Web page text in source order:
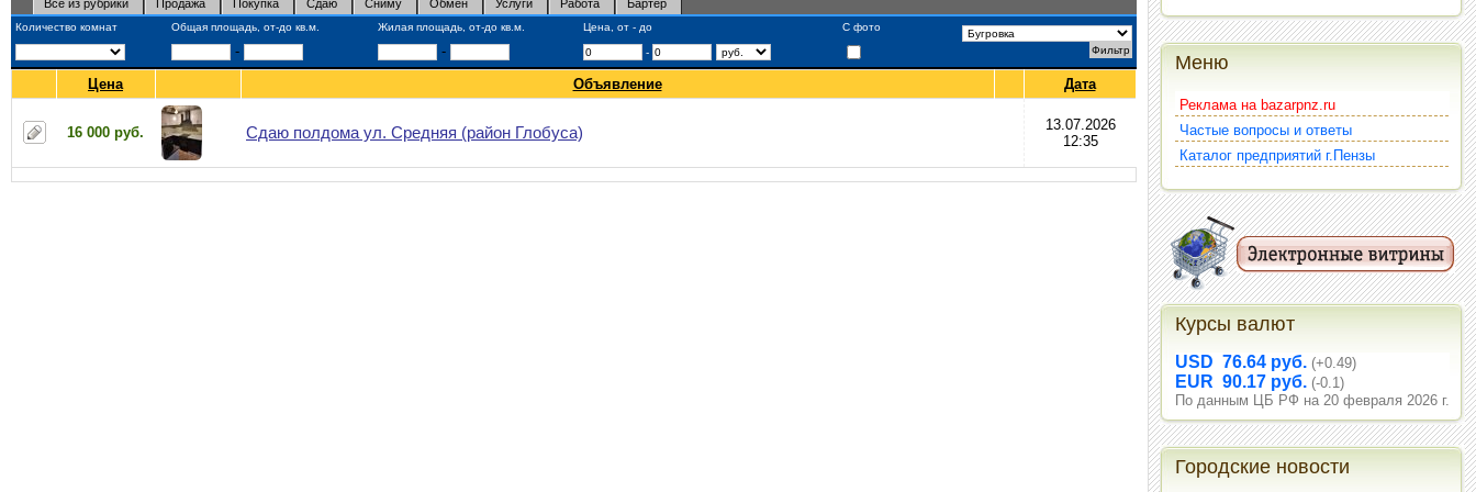
Все из рубрики Продажа Покупка Сдаю Сниму Обмен Услуги Работа Бартер
Количество комнат Общая площадь, от-до кв.м. Жилая площадь, от-до кв.м. Цена, от - до С фото
- - -
Цена Объявление Дата
16 000 руб. Сдаю полдома ул. Средняя (район Глобуса)
13.07.2026
12:35
Меню
Реклама на bazarpnz.ru
Частые вопросы и ответы
Каталог предприятий г.Пензы
Курсы валют
USD 76.64 руб. (+0.49)
EUR 90.17 руб. (-0.1)
По данным ЦБ РФ на 20 февраля 2026 г.
Городские новости